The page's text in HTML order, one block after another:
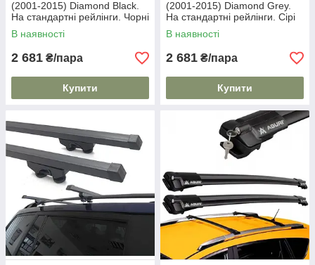
(2001-2015) Diamond Black.
На стандартні рейлінги. Чорні
В наявності
2 681 ₴/пара
Купити
(2001-2015) Diamond Grey.
На стандартні рейлінги. Сірі
В наявності
2 681 ₴/пара
Купити